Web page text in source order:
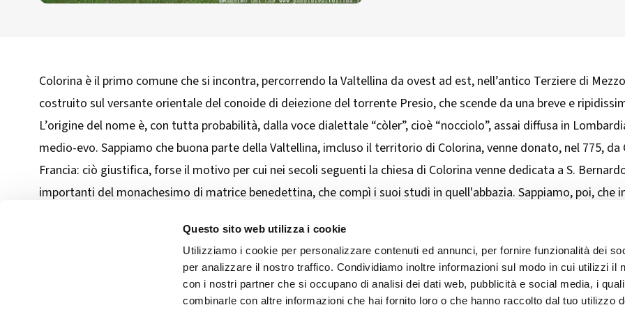
Questo sito web utilizza i cookie
Utilizziamo i cookie per personalizzare contenuti ed annunci, per fornire funzionalità dei
per analizzare il nostro traffico. Condividiamo inoltre informazioni sul modo in cui utilizzi il
con i nostri partner che si occupano di analisi dei dati web, pubblicità e social media, i
combinarle con altre informazioni che hai fornito loro o che hanno raccolto dal tuo utilizzo
Colorina è il primo comune che si incontra, percorrendo la Valtellina da ovest ad est, nell’antico Terziere di
costruito sul versante orientale del conoide di deiezione del torrente Presio, che scende da una breve e
L’origine del nome è, con tutta probabilità, dalla voce dialettale “còler”, cioè “nocciolo”, assai diffusa in
medio-evo. Sappiamo che buona parte della Valtellina, imcluso il territorio di Colorina, venne donato, nel 775,
Francia: ciò giustifica, forse il motivo per cui nei secoli seguenti la chiesa di Colorina venne dedicata a S.
importanti del monachesimo di matrice benedettina, che compì i suoi studi in quell'abbazia. Sappiamo, poi, che
ART'IDEA ITALIA SRLS